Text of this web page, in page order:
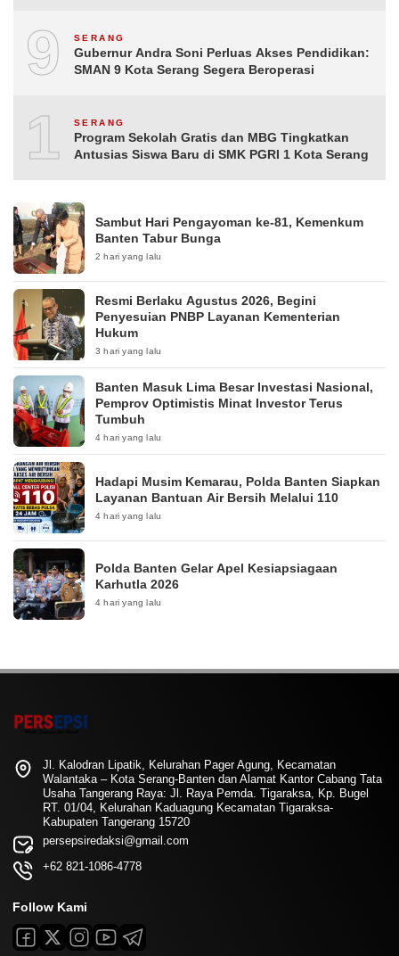
9 SERANG
Gubernur Andra Soni Perluas Akses Pendidikan:
SMAN 9 Kota Serang Segera Beroperasi
10SERANG
Program Sekolah Gratis dan MBG Tingkatkan
Antusias Siswa Baru di SMK PGRI 1 Kota Serang
Sambut Hari Pengayoman ke-81, Kemenkum
Banten Tabur Bunga
2 hari yang lalu
Resmi Berlaku Agustus 2026, Begini
Penyesuian PNBP Layanan Kementerian
Hukum
3 hari yang lalu
Banten Masuk Lima Besar Investasi Nasional,
Pemprov Optimistis Minat Investor Terus
Tumbuh
4 hari yang lalu
Hadapi Musim Kemarau, Polda Banten Siapkan
Layanan Bantuan Air Bersih Melalui 110
4 hari yang lalu
Polda Banten Gelar Apel Kesiapsiagaan
Karhutla 2026
4 hari yang lalu
Jl. Kalodran Lipatik, Kelurahan Pager Agung, Kecamatan
Walantaka – Kota Serang-Banten dan Alamat Kantor Cabang Tata
Usaha Tangerang Raya: Jl. Raya Pemda. Tigaraksa, Kp. Bugel
RT. 01/04, Kelurahan Kaduagung Kecamatan Tigaraksa-
Kabupaten Tangerang 15720
persepsiredaksi@gmail.com
+62 821-1086-4778
Follow Kami